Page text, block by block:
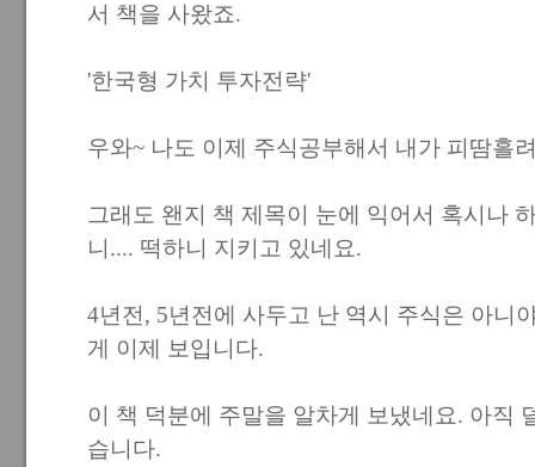
서 책을 사왔죠.
'한국형 가치 투자전략'
우와~ 나도 이제 주식공부해서 내가 피땀흘
그래도 왠지 책 제목이 눈에 익어서 혹시나
니.... 떡하니 지키고 있네요.
4년전, 5년전에 사두고 난 역시 주식은 아니
게 이제 보입니다.
이 책 덕분에 주말을 알차게 보냈네요. 아직
습니다.